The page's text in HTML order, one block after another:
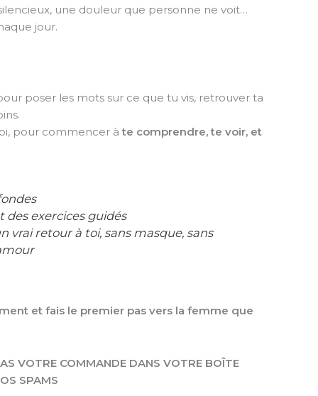
une douleur que personne ne voit…
jour.
poser les mots sur ce que tu vis, retrouver ta
pour commencer àte comprendre, te voir, et
exercices guidés
vrai retour à toi, sans masque, sans
et fais le premier pas vers la femme que
VOTRE COMMANDE DANS VOTRE BOÎTE
SPAMS